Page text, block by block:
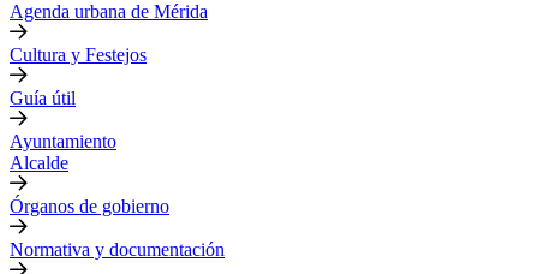
Agenda urbana de Mérida
Cultura y Festejos
Guía útil
Ayuntamiento
Alcalde
Órganos de gobierno
Normativa y documentación